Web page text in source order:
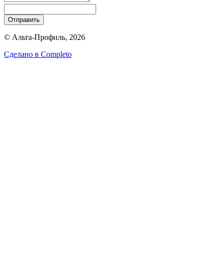
Отправить
© Альта-Профиль, 2026
Сделано в Completo